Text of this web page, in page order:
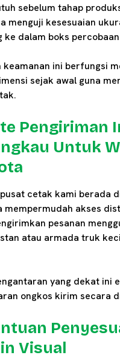
sebelum tahap
menguji kesesuaian
ke dalam boks
keamanan ini berfungsi
sejak awal guna
Pengiriman
Untuk
cetak kami berada
mempermudah akses
pesanan
atau armada truk
yang dekat ini
ongkos kirim secara
Visual